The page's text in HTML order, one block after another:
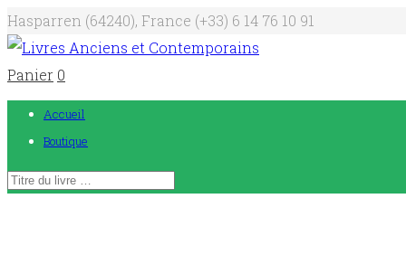
Hasparren (64240), France (+33) 6 14 76 10 91
Panier 0
Accueil
Boutique